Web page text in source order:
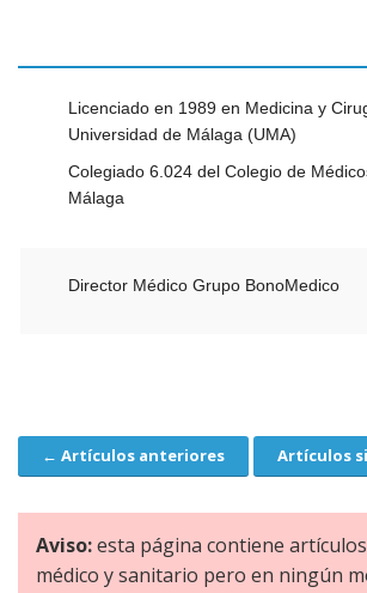
Licenciado en 1989 en Medicina y
Universidad de Málaga (UMA)
Colegiado 6.024 del Colegio de
Málaga
Director Médico Grupo BonoMedico
Navegación
← Artículos anteriores Artículos
Aviso:esta página contiene
médico y sanitario pero en ningún